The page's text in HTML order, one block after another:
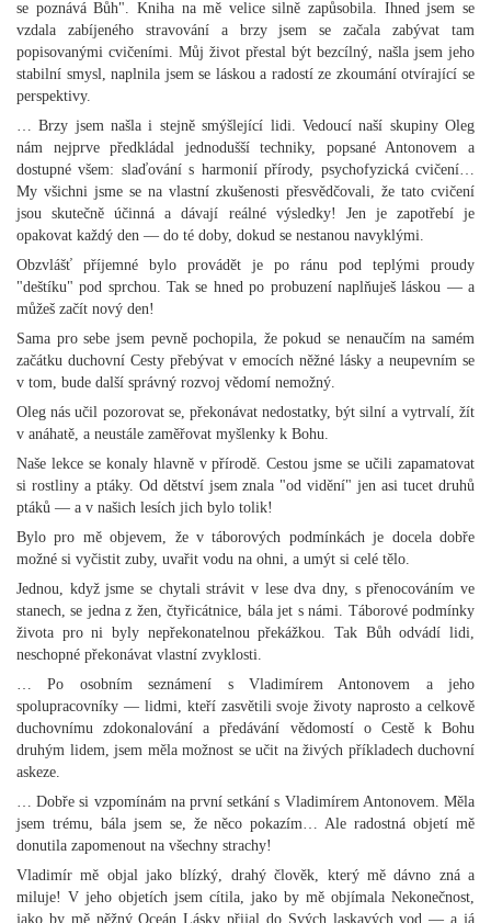
se poznává Bůh". Kniha na mě velice silně zapůsobila. Ihned jsem se
vzdala zabíjeného stravování a brzy jsem se začala zabývat tam
popisovanými cvičeními. Můj život přestal být bezcílný, našla jsem jeho
stabilní smysl, naplnila jsem se láskou a radostí ze zkoumání otvírající se
perspektivy.
… Brzy jsem našla i stejně smýšlející lidi. Vedoucí naší skupiny Oleg
nám nejprve předkládal jednodušší techniky, popsané Antonovem a
dostupné všem: slaďování s harmonií přírody, psychofyzická cvičení…
My všichni jsme se na vlastní zkušenosti přesvědčovali, že tato cvičení
jsou skutečně účinná a dávají reálné výsledky! Jen je zapotřebí je
opakovat každý den — do té doby, dokud se nestanou navyklými.
Obzvlášť příjemné bylo provádět je po ránu pod teplými proudy
"deštíku" pod sprchou. Tak se hned po probuzení naplňuješ láskou — a
můžeš začít nový den!
Sama pro sebe jsem pevně pochopila, že pokud se nenaučím na samém
začátku duchovní Cesty přebývat v emocích něžné lásky a neupevním se
v tom, bude další správný rozvoj vědomí nemožný.
Oleg nás učil pozorovat se, překonávat nedostatky, být silní a vytrvalí, žít
v anáhatě, a neustále zaměřovat myšlenky k Bohu.
Naše lekce se konaly hlavně v přírodě. Cestou jsme se učili zapamatovat
si rostliny a ptáky. Od dětství jsem znala "od vidění" jen asi tucet druhů
ptáků — a v našich lesích jich bylo tolik!
Bylo pro mě objevem, že v táborových podmínkách je docela dobře
možné si vyčistit zuby, uvařit vodu na ohni, a umýt si celé tělo.
Jednou, když jsme se chytali strávit v lese dva dny, s přenocováním ve
stanech, se jedna z žen, čtyřicátnice, bála jet s námi. Táborové podmínky
života pro ni byly nepřekonatelnou překážkou. Tak Bůh odvádí lidi,
neschopné překonávat vlastní zvyklosti.
… Po osobním seznámení s Vladimírem Antonovem a jeho
spolupracovníky — lidmi, kteří zasvětili svoje životy naprosto a celkově
duchovnímu zdokonalování a předávání vědomostí o Cestě k Bohu
druhým lidem, jsem měla možnost se učit na živých příkladech duchovní
askeze.
… Dobře si vzpomínám na první setkání s Vladimírem Antonovem. Měla
jsem trému, bála jsem se, že něco pokazím… Ale radostná objetí mě
donutila zapomenout na všechny strachy!
Vladimír mě objal jako blízký, drahý člověk, který mě dávno zná a
miluje! V jeho objetích jsem cítila, jako by mě objímala Nekonečnost,
jako by mě něžný Oceán Lásky přijal do Svých laskavých vod — a já